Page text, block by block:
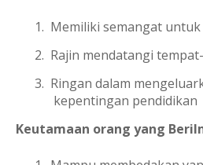
1. Memiliki semangat
2. Rajin mendatangi
3. Ringan dalam
kepentingan pendidikan
Keutamaan orang yang